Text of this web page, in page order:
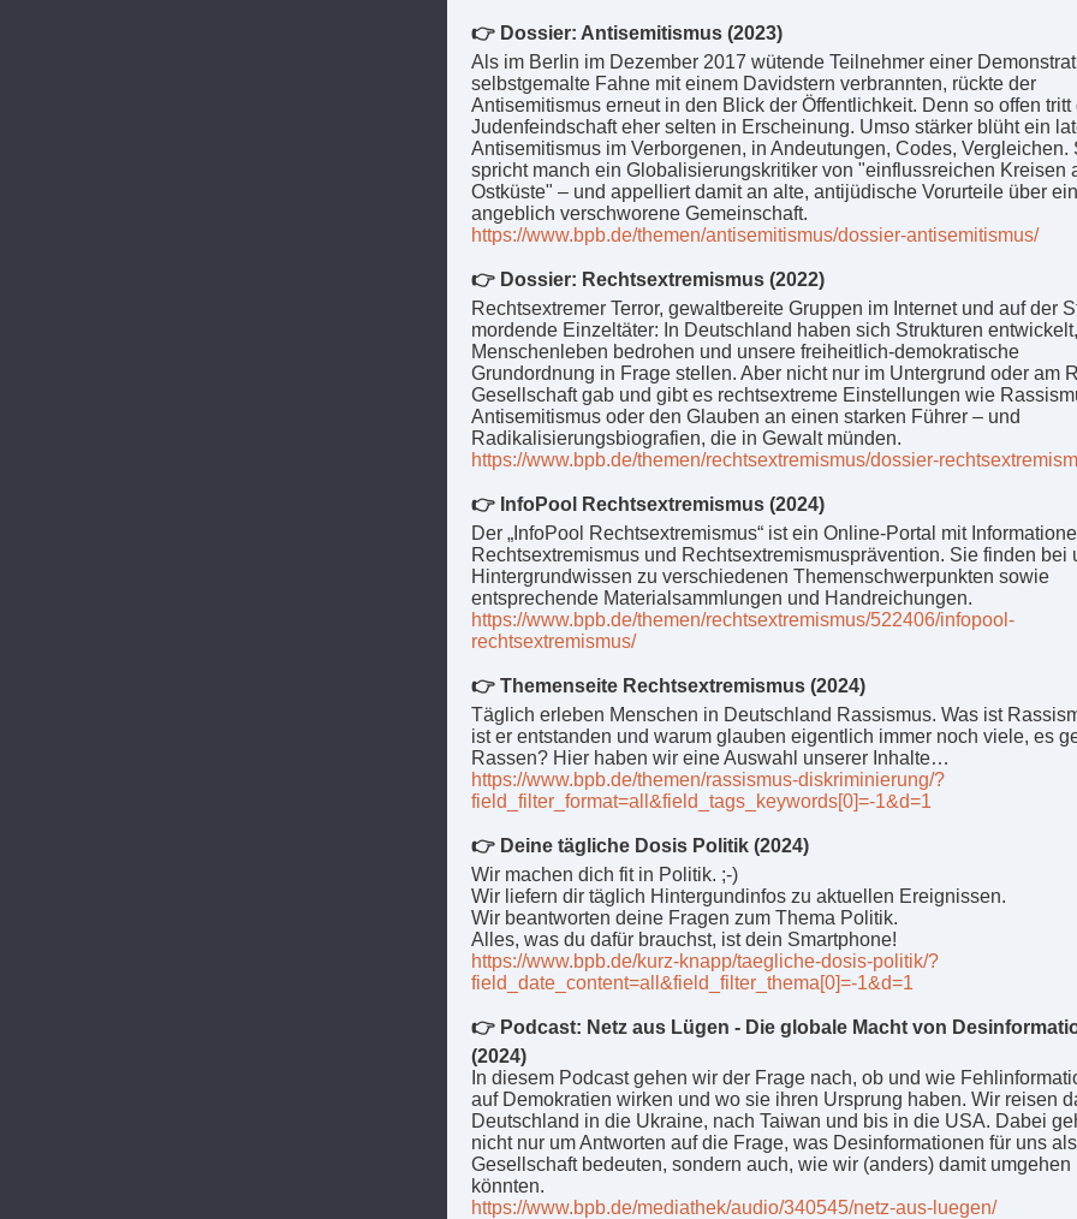
👉 Dossier: Antisemitismus (2023)
Als im BerIin im Dezember 2017 wütende Teilnehmer einer
selbstgemalte Fahne mit einem Davidstern verbrannten, rückte der
Antisemitismus erneut in den Blick der Öffentlichkeit. Denn so offen tritt
Judenfeindschaft eher selten in Erscheinung. Umso stärker blüht ein
Antisemitismus im Verborgenen, in Andeutungen, Codes, Vergleichen.
spricht manch ein Globalisierungskritiker von "einflussreichen Kreisen
Ostküste" – und appelliert damit an alte, antijüdische Vorurteile über
angeblich verschworene Gemeinschaft.
https://www.bpb.de/themen/antisemitismus/dossier-antisemitismus/
👉 Dossier: Rechtsextremismus (2022)
Rechtsextremer Terror, gewaltbereite Gruppen im Internet und auf der
mordende Einzeltäter: In Deutschland haben sich Strukturen
Menschenleben bedrohen und unsere freiheitlich-demokratische
Grundordnung in Frage stellen. Aber nicht nur im Untergrund oder am
Gesellschaft gab und gibt es rechtsextreme Einstellungen wie
Antisemitismus oder den Glauben an einen starken Führer – und
Radikalisierungsbiografien, die in Gewalt münden.
https://www.bpb.de/themen/rechtsextremismus/dossier-
👉 InfoPool Rechtsextremismus (2024)
Der „InfoPool Rechtsextremismus“ ist ein Online-Portal mit
Rechtsextremismus und Rechtsextremismusprävention. Sie finden bei
Hintergrundwissen zu verschiedenen Themenschwerpunkten sowie
entsprechende Materialsammlungen und Handreichungen.
https://www.bpb.de/themen/rechtsextremismus/522406/infopool-
rechtsextremismus/
👉 Themenseite Rechtsextremismus (2024)
Täglich erleben Menschen in Deutschland Rassismus. Was ist
ist er entstanden und warum glauben eigentlich immer noch viele, es
Rassen? Hier haben wir eine Auswahl unserer Inhalte…
https://www.bpb.de/themen/rassismus-diskriminierung/?
field_filter_format=all&field_tags_keywords[0]=-1&d=1
👉 Deine tägliche Dosis Politik (2024)
Wir machen dich fit in Politik. ;-)
Wir liefern dir täglich Hintergundinfos zu aktuellen Ereignissen.
Wir beantworten deine Fragen zum Thema Politik.
Alles, was du dafür brauchst, ist dein Smartphone!
https://www.bpb.de/kurz-knapp/taegliche-dosis-politik/?
field_date_content=all&field_filter_thema[0]=-1&d=1
👉 Podcast: Netz aus Lügen - Die globale Macht von
(2024)
In diesem Podcast gehen wir der Frage nach, ob und wie
auf Demokratien wirken und wo sie ihren Ursprung haben. Wir reisen
Deutschland in die Ukraine, nach Taiwan und bis in die USA. Dabei
nicht nur um Antworten auf die Frage, was Desinformationen für uns als
Gesellschaft bedeuten, sondern auch, wie wir (anders) damit umgehen
könnten.
https://www.bpb.de/mediathek/audio/340545/netz-aus-luegen/